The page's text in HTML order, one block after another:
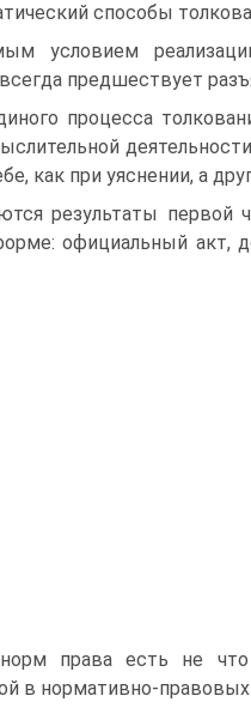
способы
условием
предшествует
процесса
как при уяснении, а
результаты первой
официальный акт,
права есть не
в нормативно-правовых